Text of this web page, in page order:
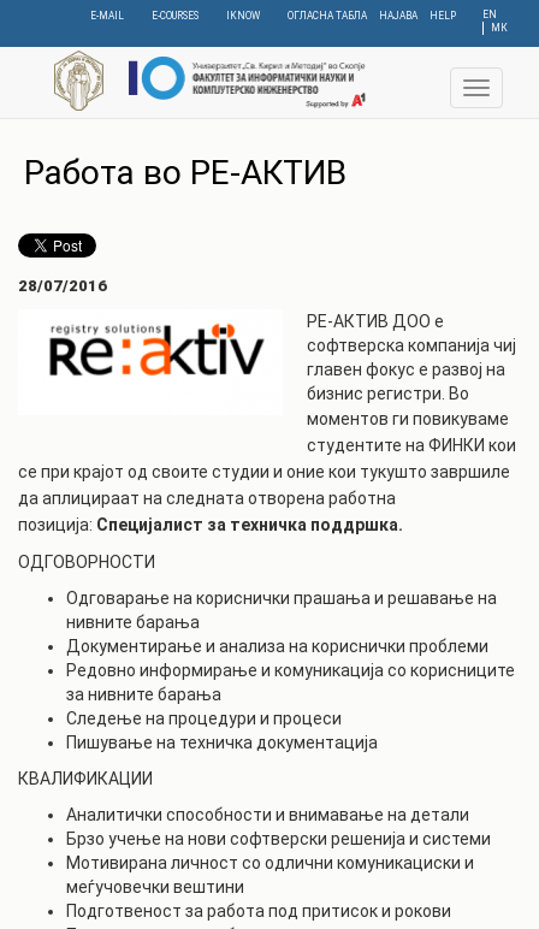
content
EN
МК
E-MAIL E-COURSES IKNOW ОГЛАСНА ТАБЛА НАЈАВА HELP
Toggle
Работа во РЕ-АКТИВ
28/07/2016
РЕ-АКТИВ ДОО е
софтверска компанија чиј
главен фокус е развој на
бизнис регистри. Во
моментов ги повикуваме
студентите на ФИНКИ кои
се при крајот од своите студии и оние кои тукушто завршиле
да аплицираат на следната отворена работна
позиција: Специјалист за техничка поддршка.
ОДГОВОРНОСТИ
Одговарање на кориснички прашања и решавање на
нивните барања
Документирање и анализа на кориснички проблеми
Редовно информирање и комуникација со корисниците
за нивните барања
Следење на процедури и процеси
Пишување на техничка документација
КВАЛИФИКАЦИИ
Аналитички способности и внимавање на детали
Брзо учење на нови софтверски решенија и системи
Мотивирана личност со одлични комуникациски и
меѓучовечки вештини
Подготвеност за работа под притисок и рокови